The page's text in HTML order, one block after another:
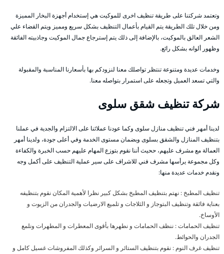
وتعتمد شركتنا على طريقة تنظيف اخرى للموكيت هي إستخدام أجهزة البخار المميزة
ومن خلال تلك الطريقة يتم القيام بأعمال التنظيف بشكل سريع ومميز ويتم القضاء علي
الشعر العالق بالموكيت، بالإضافة إلى ذلك يتم إسترجاع جمال الموكيت وجاذبيته الفائقة
وظهور ألوانه بشكل رائع.
وخدمات عديدة ومتنوعة تنتظر تواصلك معنا لنزودكم بها بأسعارنا المناسبة والمقبولة
والتي تسعد العميل وتجعله على استمرار بتواصله معنا.
شركة تنظيف شقق سلوى
لدينا أمهر فني تنظيف منازل سلوى وكما عودنا عملائنا على الالتزام والجدية في عملنا
بتنظيف المنازل والشقق بسلوى وبضمان مستوى الخدمة وفي أعلى جودة، ولدينا أمهر
العمالة مع مشرف عليهم، ححيث أننا نقوم بتوزع المهام عليهم حسب الخبرة والكفاءة
وكل مجموعة يرأسها مشرف فني للاشراف على سير عملية التنظيف على أكمل وجه
ونقدم خدمات عديدة منها:
تنظيف المطبخ : نهتم بتنظيف المطبخ بشكل كبير نظرا لأهمية المكان نقوم بتنظيفه
بعناية فائقة وتنظيف البتوجاز و الثلاجات و تلميع الارضيات والجدران من الزيوت و
الأوساخ.
تنظيف الحمامات : ننظف الحمامات و نطهرها بأقوى المعطرات و المطهرات ونلمع
الجدران والحوائط.
تنظيف غرف النوم : نقوم بتنظيف الستائر و السرائر وكذلك المفروشات غسيل كامل و